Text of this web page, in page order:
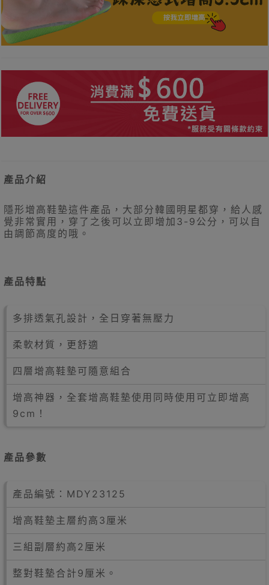
產品介紹
隱形增高鞋墊這件產品，大部分韓國明星都穿，給人感
覺非常實用，穿了之後可以立即增加3-9公分，可以自
由調節高度的哦。
產品特點
多排透氣孔設計，全日穿著無壓力
柔軟材質，更舒適
四層增高鞋墊可隨意組合
增高神器，全套增高鞋墊使用同時使用可立即增高
9cm！
產品參數
產品編號：MDY23125
增高鞋墊主層約高3厘米
三組副層約高2厘米
整對鞋墊合計9厘米。